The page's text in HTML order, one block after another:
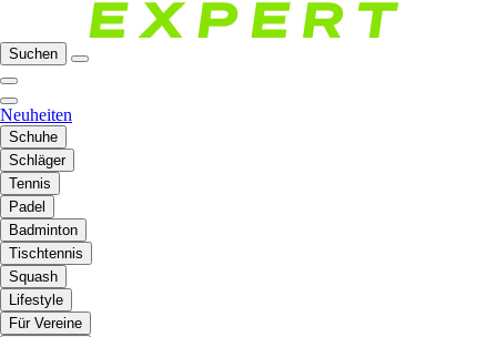
Suchen
Neuheiten
Schuhe
Schläger
Tennis
Padel
Badminton
Tischtennis
Squash
Lifestyle
Für Vereine